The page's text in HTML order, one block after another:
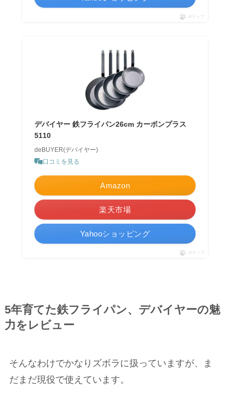
ポチップ
デバイヤー 鉄フライパン26cm カーボンプラス
5110
deBUYER(デバイヤー)
口コミを見る
Amazon
楽天市場
Yahooショッピング
ポチップ
5年育てた鉄フライパン、デバイヤーの魅
力をレビュー
そんなわけでかなりズボラに扱っていますが、ま
だまだ現役で使えています。